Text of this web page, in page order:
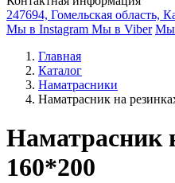
247694, Гомельская область,
Мы в Instagram Мы в Viber Мы
Главная
Каталог
Наматрасники
Наматрасник на
Наматрасник
160*200